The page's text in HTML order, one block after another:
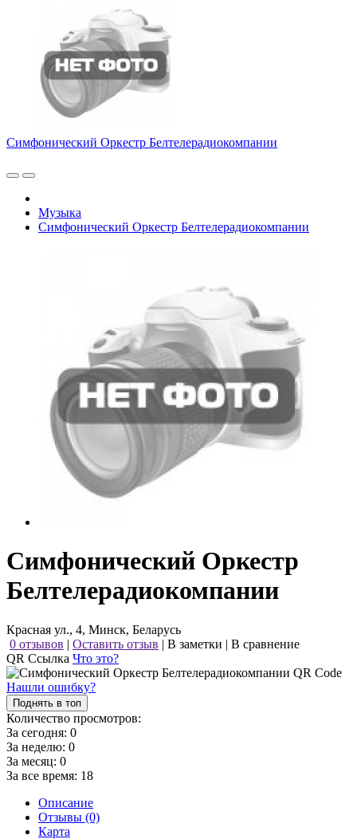
Симфонический Оркестр Белтелерадиокомпании
Музыка
Симфонический Оркестр Белтелерадиокомпании
Симфонический Оркестр
Белтелерадиокомпании
Красная ул., 4, Минск, Беларусь
0 отзывов | Оставить отзыв | В заметки | В сравнение
QR Ссылка Что это?
Нашли ошибку?
Поднять в топ
Количество просмотров:
За сегодня: 0
За неделю: 0
За месяц: 0
За все время: 18
Описание
Отзывы (0)
Карта